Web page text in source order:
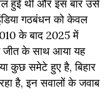
हुई थी और इस बार उसे
गठबंधन को केवल
के बाद 2025 में
जीत के साथ आया यह
कुछ समेटे हुए है, बिहार
है, इन सवालों के जवाब